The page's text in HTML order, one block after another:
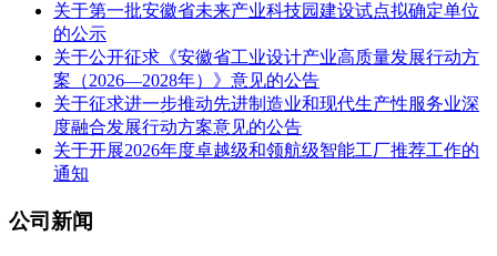
关于第一批安徽省未来产业科技园建设试点拟确定单位
的公示
关于公开征求《安徽省工业设计产业高质量发展行动方
案（2026—2028年）》意见的公告
关于征求进一步推动先进制造业和现代生产性服务业深
度融合发展行动方案意见的公告
关于开展2026年度卓越级和领航级智能工厂推荐工作的
通知
公司新闻